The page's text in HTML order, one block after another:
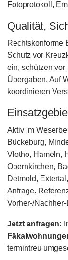
Fotoprotokoll,
Qualität,
Rechtskonforme
Schutz vor
ein, schützen vor
Übergaben. Auf
koordinieren
Aktiv im
Bückeburg,
Vlotho, Hameln,
Obernkirchen,
Detmold,
Anfrage.
Vorher‑/
Jetzt anfragen:
termintreu